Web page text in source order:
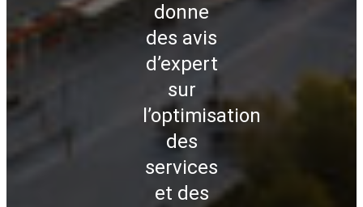
donne
des avis
d’expert
sur
l’optimisation
des
services
et des